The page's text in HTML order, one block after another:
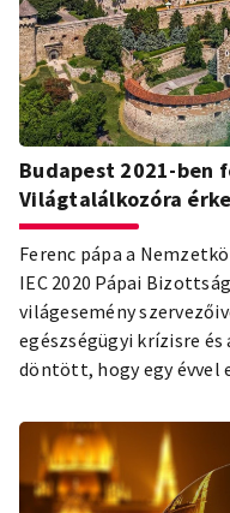
Budapest 2021-ben
Világtalálkozóra
Ferenc pápa a
IEC 2020 Pápai
világesemény
egészségügyi krízisre
döntött, hogy egy évvel
Kongresszust (NEK). A
Péter bíboros,
megerősítette.